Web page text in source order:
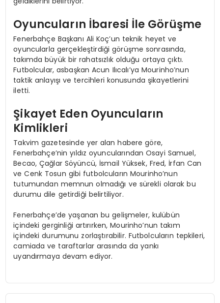
Oyuncuların İbaresi İle Görüşme
Fenerbahçe Başkanı Ali Koç’un teknik heyet ve
oyuncularla gerçekleştirdiği görüşme sonrasında,
takımda büyük bir rahatsızlık olduğu ortaya çıktı.
Futbolcular, asbaşkan Acun Ilıcalı’ya Mourinho’nun
taktik anlayışı ve tercihleri konusunda şikayetlerini
iletti.
Şikayet Eden Oyuncuların
Kimlikleri
Takvim gazetesinde yer alan habere göre,
Fenerbahçe’nin yıldız oyuncularından Osayi Samuel,
Becao, Çağlar Söyüncü, İsmail Yüksek, Fred, İrfan Can
ve Cenk Tosun gibi futbolcuların Mourinho’nun
tutumundan memnun olmadığı ve sürekli olarak bu
durumu dile getirdiği belirtiliyor.
Fenerbahçe’de yaşanan bu gelişmeler, kulübün
içindeki gerginliği artırırken, Mourinho’nun takım
içindeki durumunu zorlaştırabilir. Futbolcuların tepkileri,
camiada ve taraftarlar arasında da yankı
uyandırmaya devam ediyor.